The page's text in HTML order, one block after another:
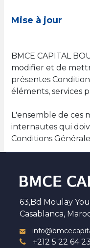
Mise à jour
BMCE CAPITAL
modifier et de
présentes
éléments, services
L'ensemble de ces
internautes qui
Conditions
63,Bd Moulay
Casablanca,
+212 5 22 64